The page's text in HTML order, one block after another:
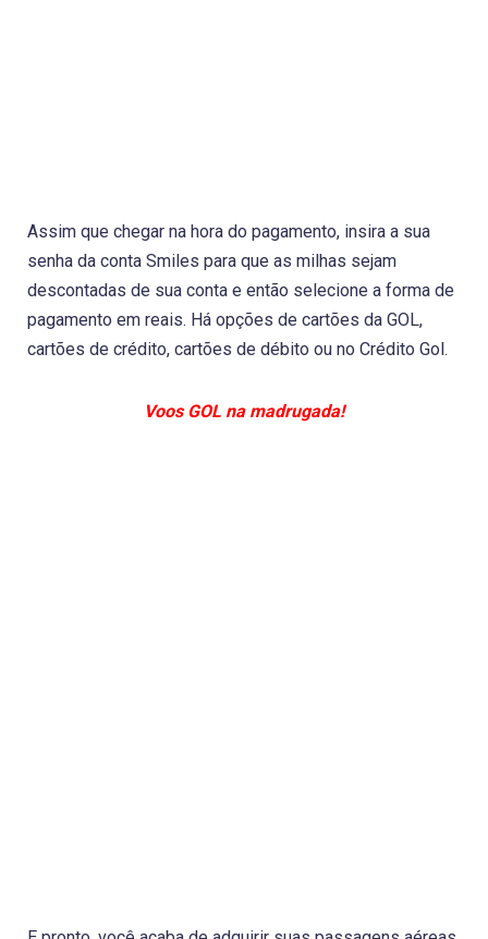
Assim que chegar na hora do pagamento, insira a sua
senha da conta Smiles para que as milhas sejam
descontadas de sua conta e então selecione a forma de
pagamento em reais. Há opções de cartões da GOL,
cartões de crédito, cartões de débito ou no Crédito Gol.
Voos GOL na madrugada!